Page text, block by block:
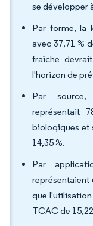
se développer
Par forme, la
avec 37,71 %
fraîche
l'horizon de
Par source,
représentait
biologiques et
14,35 %.
Par
représentaient
que
TCAC de